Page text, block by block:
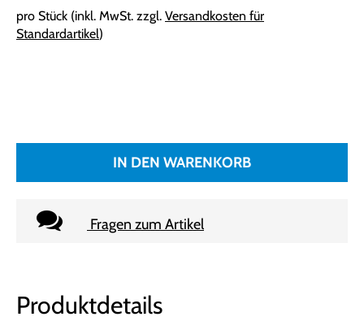
pro Stück (inkl. MwSt. zzgl. Versandkosten für
Standardartikel)
IN DEN WARENKORB
Fragen zum Artikel
Produktdetails